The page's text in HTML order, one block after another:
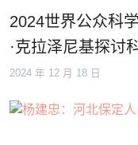
2024世界公众科
·克拉泽尼基探讨
2024 年 12 月 18 日